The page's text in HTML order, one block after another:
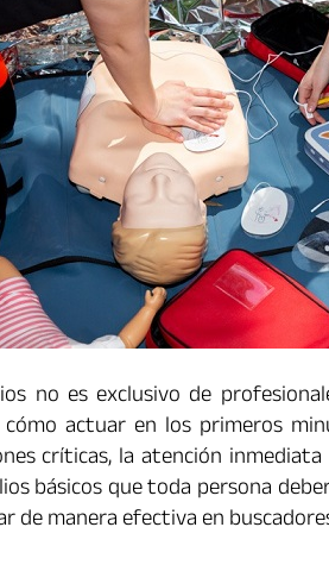
no es exclusivo de
actuar en los primeros
críticas, la atención
básicos que toda persona
de manera efectiva en